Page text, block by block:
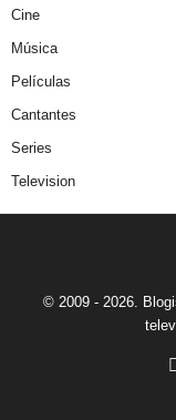
Cine
Música
Películas
Cantantes
Series
Television
© 2009 - 2026.